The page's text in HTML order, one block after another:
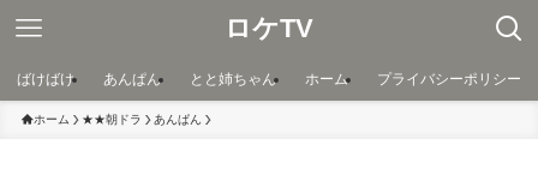
ロケTV
ばけばけ あんぱん とと姉ちゃん ホーム プライバシーポリシー
ホーム ★★朝ドラ あんぱん